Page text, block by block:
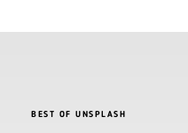
BEST OF UNSPLASH